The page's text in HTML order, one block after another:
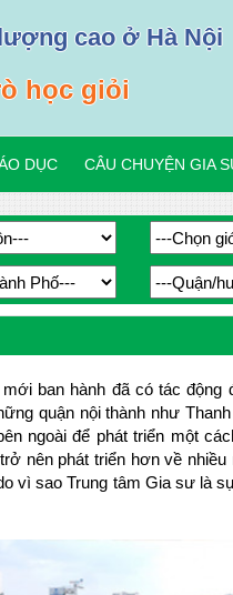
cao ở Hà Nội
học giỏi
DỤC CÂU CHUYỆN GIA
ban hành đã có tác động
quận nội thành như
ngoài để phát triển một
nên phát triển hơn về
vì sao Trung tâm Gia sư là